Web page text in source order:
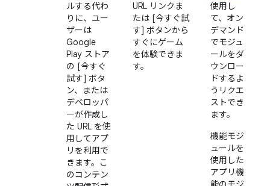
ルする代わ
りに、ユー
ザーは
Google
Play ストア
の [今すぐ
試す] ボタ
ン、または
デベロッパ
ーが作成し
た URL を使
用してアプ
リを利用で
きます。こ
のコンテン
URL リンクま
たは [今すぐ試
す] ボタンから
すぐにゲーム
を体験できま
す。
使用し
て、オン
デマンド
でモジュ
ールをダ
ウンロー
ドするよ
うリクエ
ストでき
ます。
機能モジ
ュールを
使用した
アプリ機